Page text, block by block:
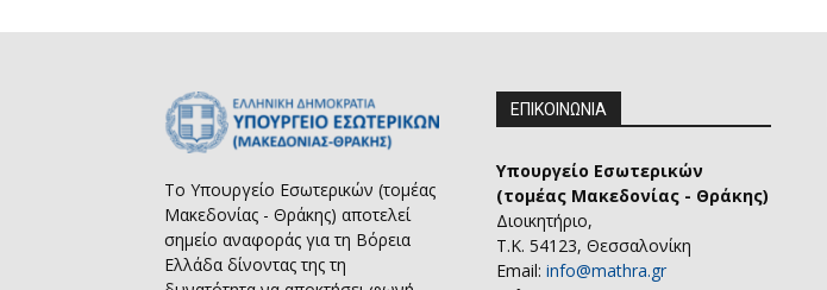
Το Υπουργείο Εσωτερικών (τομέας
Μακεδονίας - Θράκης) αποτελεί
σημείο αναφοράς για τη Βόρεια
Ελλάδα δίνοντας της τη
ΕΠΙΚΟΙΝΩΝΙΑ
Υπουργείο Εσωτερικών
(τομέας Μακεδονίας - Θράκης)
Διοικητήριο,
Τ.Κ. 54123, Θεσσαλονίκη
Email: info@mathra.gr